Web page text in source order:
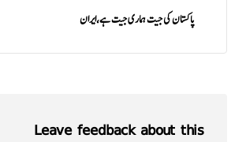
پاکستان کی جیت ہماری جیت ہے،ایران
Leave feedback about this